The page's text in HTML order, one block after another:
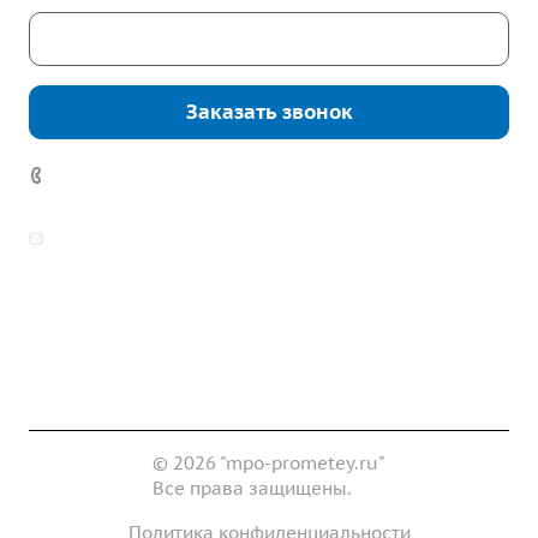
Заказать звонок
© 2026 "mpo-prometey.ru"
Все права защищены.
Политика конфиденциальности